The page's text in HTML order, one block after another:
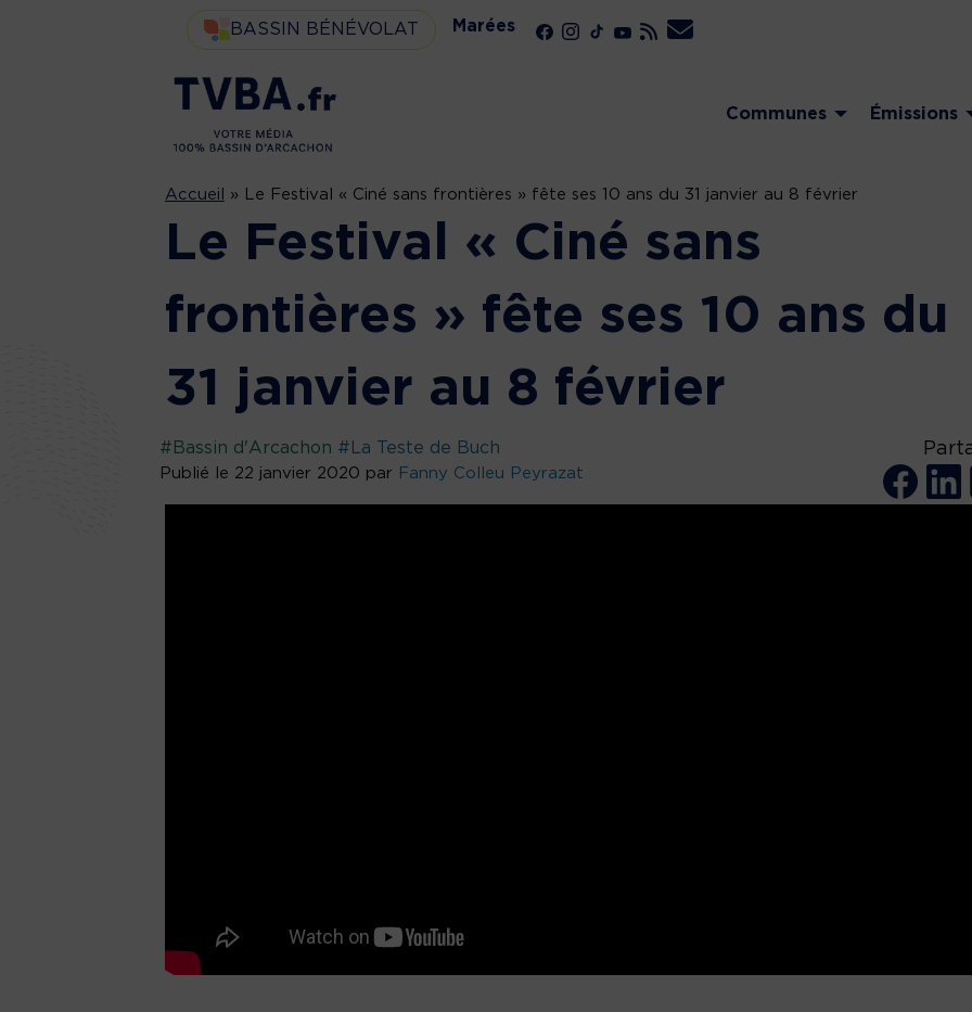
BASSIN BÉNÉVOLAT Marées
Communes Émissions
Accueil » Le Festival « Ciné sans frontières » fête ses 10 ans du 31 janvier au 8 février
Le Festival « Ciné sans
frontières » fête ses 10 ans du
31 janvier au 8 février
#Bassin d'Arcachon #La Teste de Buch
Publié le 22 janvier 2020 par Fanny Colleu Peyrazat